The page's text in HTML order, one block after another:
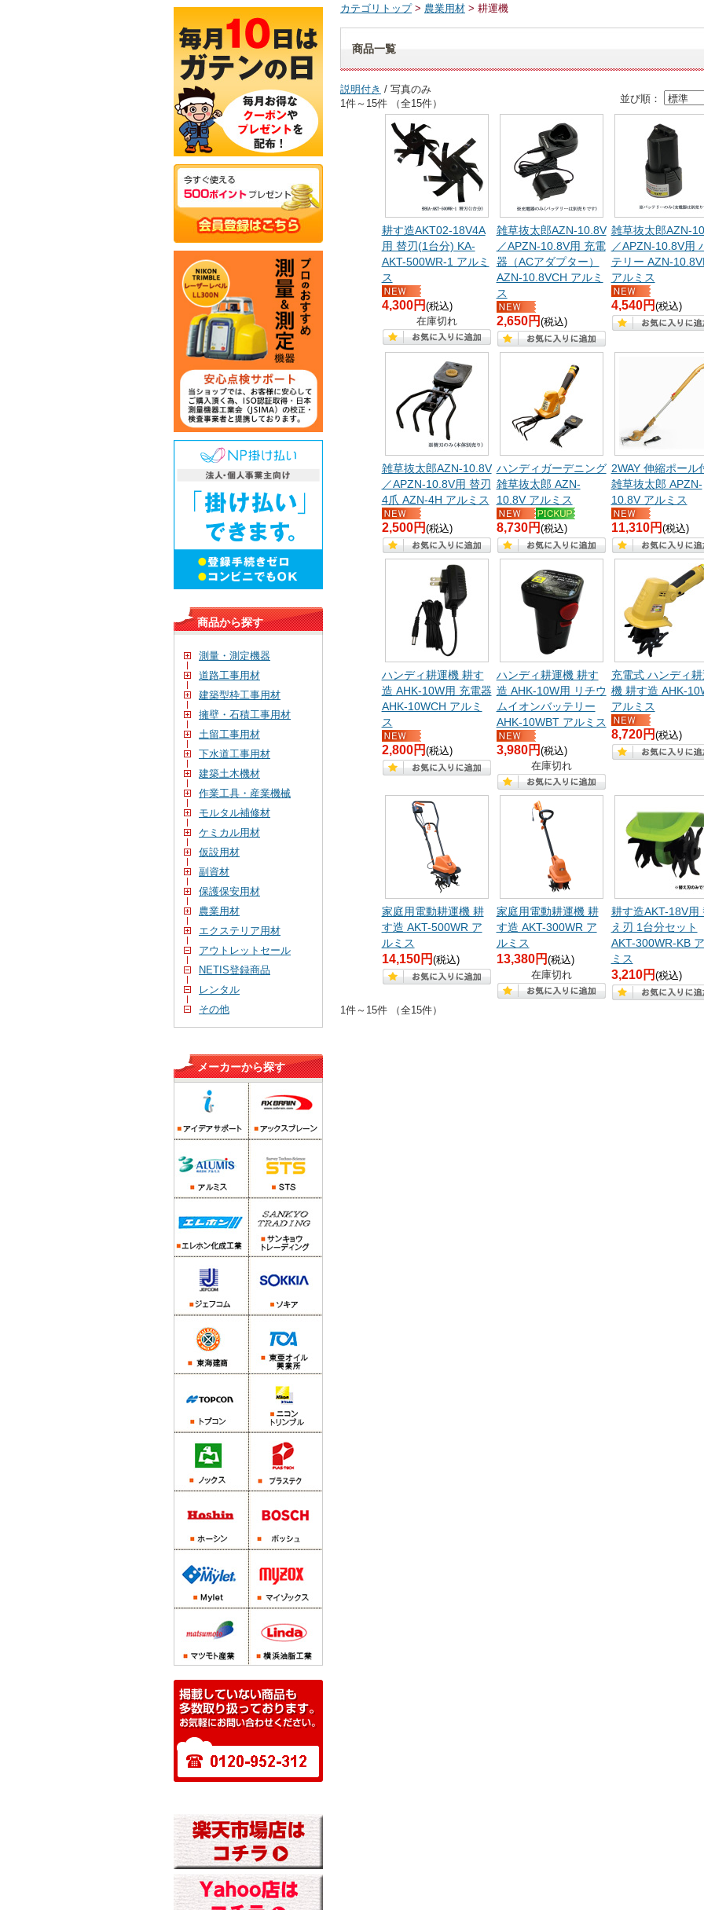
商品から探す
測量・測定機器
道路工事用材
建築型枠工事用材
擁壁・石積工事用材
土留工事用材
下水道工事用材
建築土木機材
作業工具・産業機械
モルタル補修材
ケミカル用材
仮設用材
副資材
保護保安用材
農業用材
エクステリア用材
アウトレットセール
NETIS登録商品
レンタル
その他
メーカーから探す
カテゴリトップ> 農業用材 > 耕運機
商品一覧
並び順：
説明付き / 写真のみ
1件～15件 （全15件）
耕す造AKT02-18V4A
用 替刃(1台分) KA-
AKT-500WR-1 アルミ
ス
4,300円 (税込)
在庫切れ
雑草抜太郎AZN-10.8V
／APZN-10.8V用 充電
器（ACアダプター）
AZN-10.8VCH アルミ
ス
2,650円 (税込)
雑草抜太郎AZN-
／APZN-10.8V用
テリー AZN-
アルミス
4,540円 (税込)
雑草抜太郎AZN-10.8V
／APZN-10.8V用 替刃
4爪 AZN-4H アルミス
2,500円 (税込)
ハンディガーデニング
雑草抜太郎 AZN-
10.8V アルミス
8,730円 (税込)
2WAY 伸縮ポール
雑草抜太郎 APZN-
10.8V アルミス
11,310円 (税込)
ハンディ耕運機 耕す
造 AHK-10W用 充電器
AHK-10WCH アルミ
ス
2,800円 (税込)
ハンディ耕運機 耕す
造 AHK-10W用 リチウ
ムイオンバッテリー
AHK-10WBT アルミス
3,980円 (税込)
在庫切れ
充電式 ハンディ
機 耕す造 AHK-
アルミス
8,720円 (税込)
家庭用電動耕運機 耕
す造 AKT-500WR ア
ルミス
14,150円 (税込)
家庭用電動耕運機 耕
す造 AKT-300WR ア
ルミス
13,380円 (税込)
在庫切れ
耕す造AKT-18V用
え刃 1台分セット
AKT-300WR-KB
ミス
3,210円 (税込)
1件～15件 （全15件）